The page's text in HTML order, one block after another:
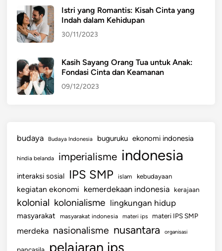
Istri yang Romantis: Kisah Cinta yang
Indah dalam Kehidupan
30/11/2023
Kasih Sayang Orang Tua untuk Anak:
Fondasi Cinta dan Keamanan
09/12/2023
budaya Budaya Indonesia buguruku ekonomi indonesia
hindia belanda imperialisme indonesia
interaksi sosial IPS SMP islam kebudayaan
kegiatan ekonomi kemerdekaan indonesia kerajaan
kolonial kolonialisme lingkungan hidup
masyarakat masyarakat indonesia materi ips materi IPS SMP
merdeka nasionalisme nusantara organisasi
pelajaran ips